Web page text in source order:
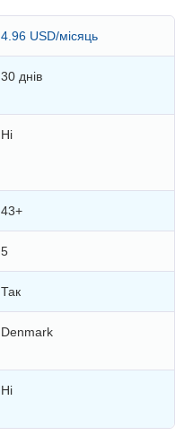
4.96 USD/місяць
30 днів
Ні
43+
5
Так
Denmark
Ні